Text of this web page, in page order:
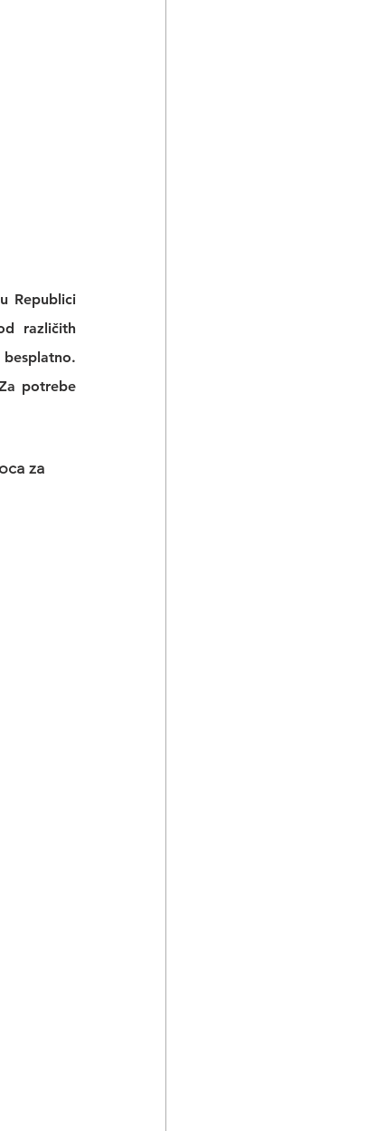
Republici
različith
potrebe
za